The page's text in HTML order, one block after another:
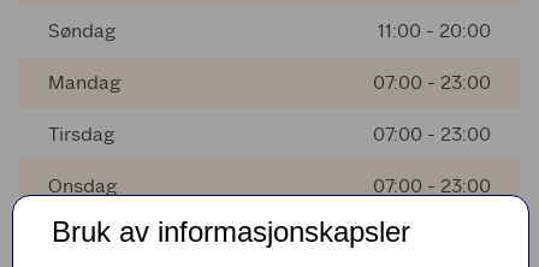
Søndag 11:00 - 20:00
Mandag 07:00 - 23:00
Tirsdag 07:00 - 23:00
Onsdag 07:00 - 23:00
Torsdag 07:00 - 23:00
Bruk av informasjonskapsler